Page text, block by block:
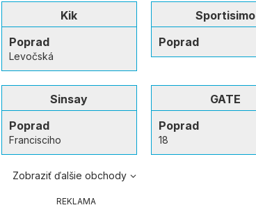
Kik
Poprad
Levočská
Sportisimo
Poprad
Sinsay
Poprad
Francisciho
GATE
Poprad
18
Zobraziť ďalšie obchody
REKLAMA